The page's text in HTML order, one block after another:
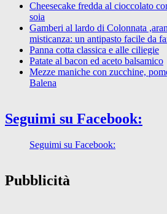
Cheesecake fredda al cioccolato
soia
Gamberi al lardo di Colonnata
misticanza: un antipasto facile da
Panna cotta classica e alle ciliegie
Patate al bacon ed aceto balsamico
Mezze maniche con zucchine,
Balena
Seguimi su Facebook:
Seguimi su Facebook:
Pubblicità